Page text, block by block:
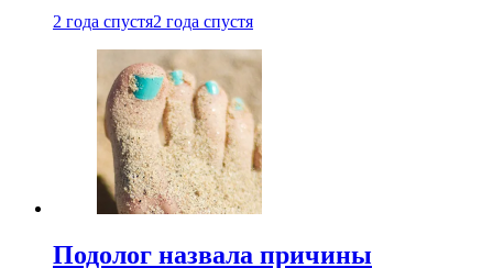
2 года спустя2 года спустя
Подолог назвала причины